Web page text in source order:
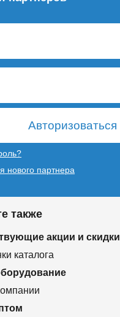
Авторизоваться
нового партнера
также
акции и скидки
каталога